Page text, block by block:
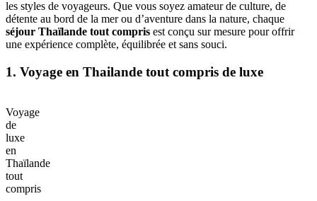
les styles de voyageurs. Que vous soyez amateur de culture, de
détente au bord de la mer ou d’aventure dans la nature, chaque
séjour Thaïlande tout compris est conçu sur mesure pour offrir
une expérience complète, équilibrée et sans souci.
1. Voyage en Thailande tout compris de luxe
Voyage
de
luxe
en
Thaïlande
tout
compris